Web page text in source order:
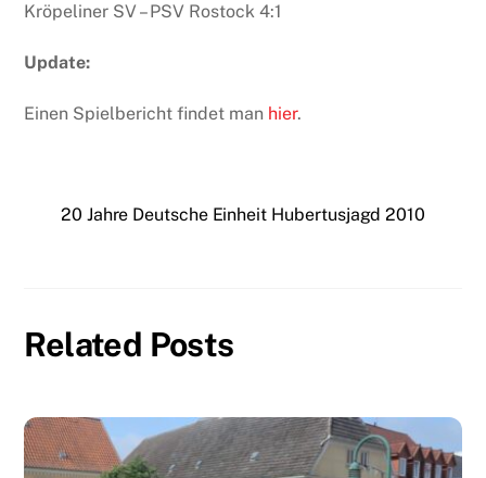
Kröpeliner SV – PSV Rostock 4:1
Update:
Einen Spielbericht findet man hier.
20 Jahre Deutsche Einheit Hubertusjagd 2010
Related Posts